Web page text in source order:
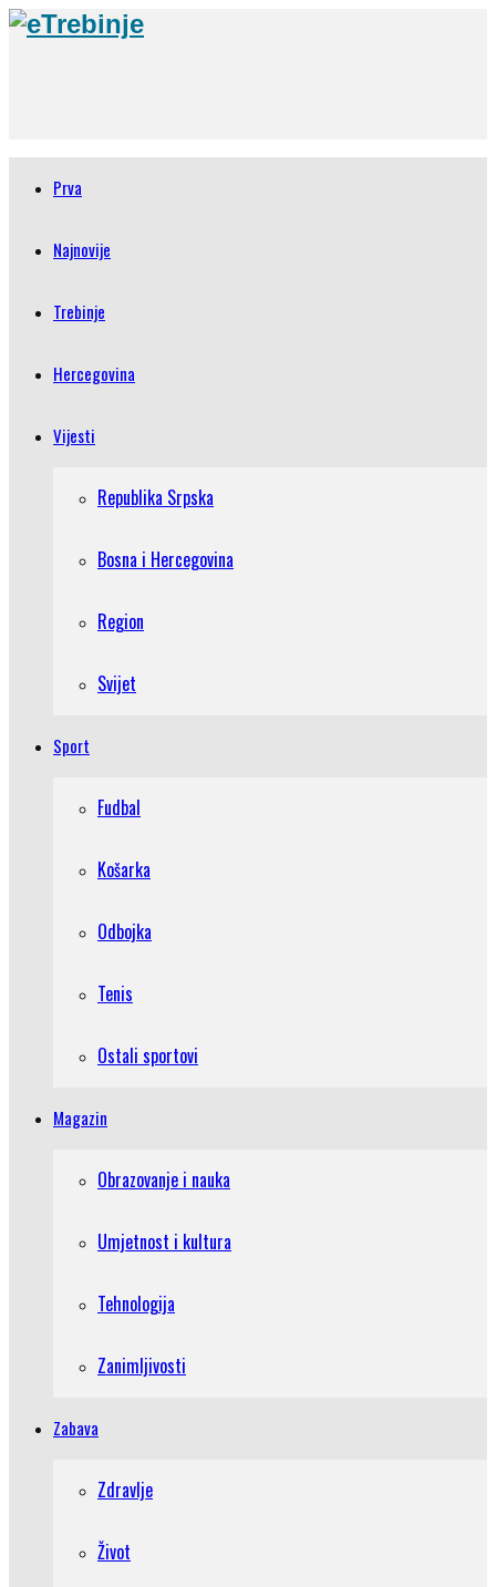
Prva
Najnovije
Trebinje
Hercegovina
Vijesti
Republika Srpska
Bosna i Hercegovina
Region
Svijet
Sport
Fudbal
Košarka
Odbojka
Tenis
Ostali sportovi
Magazin
Obrazovanje i nauka
Umjetnost i kultura
Tehnologija
Zanimljivosti
Zabava
Zdravlje
Život